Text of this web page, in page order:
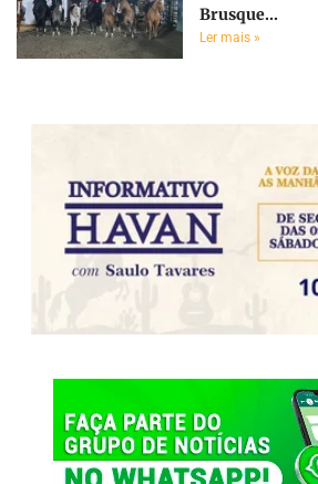
Brusque...
Ler mais »